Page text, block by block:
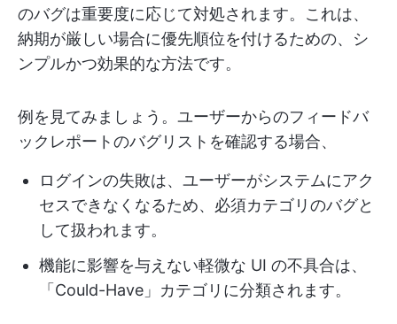
のバグは重要度に応じて対処されます。これは、
納期が厳しい場合に優先順位を付けるための、シ
ンプルかつ効果的な方法です。
例を見てみましょう。ユーザーからのフィードバ
ックレポートのバグリストを確認する場合、
ログインの失敗は、ユーザーがシステムにアク
セスできなくなるため、必須カテゴリのバグと
して扱われます。
機能に影響を与えない軽微な UI の不具合は、
「Could-Have」カテゴリに分類されます。